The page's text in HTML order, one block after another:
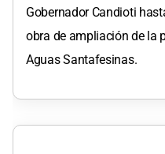
Gobernador Candioti
obra de ampliación de la
Aguas Santafesinas.